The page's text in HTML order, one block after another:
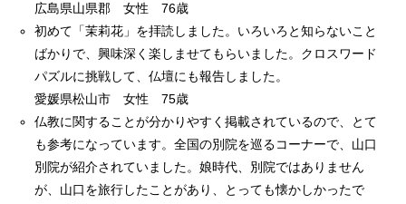
広島県山県郡 女性 76歳
初めて「茉莉花」を拝読しました。いろいろと知らないこと
ばかりで、興味深く楽しませてもらいました。クロスワード
パズルに挑戦して、仏壇にも報告しました。
愛媛県松山市 女性 75歳
仏教に関することが分かりやすく掲載されているので、とて
も参考になっています。全国の別院を巡るコーナーで、山口
別院が紹介されていました。娘時代、別院ではありません
が、山口を旅行したことがあり、とっても懐かしかったで